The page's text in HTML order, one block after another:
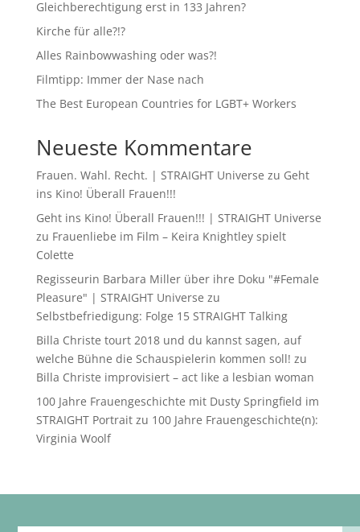
Gleichberechtigung erst in 133 Jahren?
Kirche für alle?!?
Alles Rainbowwashing oder was?!
Filmtipp: Immer der Nase nach
The Best European Countries for LGBT+ Workers
Neueste Kommentare
Frauen. Wahl. Recht. | STRAIGHT Universe zu Geht
ins Kino! Überall Frauen!!!
Geht ins Kino! Überall Frauen!!! | STRAIGHT Universe
zu Frauenliebe im Film – Keira Knightley spielt
Colette
Regisseurin Barbara Miller über ihre Doku "#Female
Pleasure" | STRAIGHT Universe zu
Selbstbefriedigung: Folge 15 STRAIGHT Talking
Billa Christe tourt 2018 und du kannst sagen, auf
welche Bühne die Schauspielerin kommen soll! zu
Billa Christe improvisiert – act like a lesbian woman
100 Jahre Frauengeschichte mit Dusty Springfield im
STRAIGHT Portraitzu 100 Jahre Frauengeschichte(n):
Virginia Woolf